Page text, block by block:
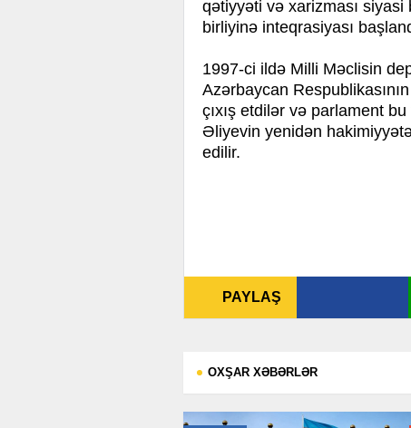
qətiyyəti və xarizması
birliyinə inteqrasiyası
1997-ci ildə Milli Məclisin
Azərbaycan
çıxış etdilər və parlament
Əliyevin yenidən
edilir.
PAYLAŞ
OXŞAR XƏBƏRLƏR